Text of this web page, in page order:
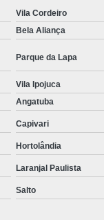
Vila Cordeiro
Bela Aliança
Parque da Lapa
Vila Ipojuca
Angatuba
Capivari
Hortolândia
Laranjal Paulista
Salto